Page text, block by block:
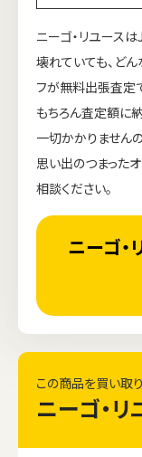
ニーゴ・リユース
壊れていても、ど
フが無料出張査定
もちろん査定額に
一切かかりません
思い出のつまった
相談ください。
ニーゴ
この商品を買い取
ニーゴ・